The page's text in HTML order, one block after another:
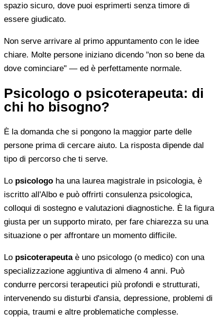
spazio sicuro, dove puoi esprimerti senza timore di
essere giudicato.
Non serve arrivare al primo appuntamento con le idee
chiare. Molte persone iniziano dicendo "non so bene da
dove cominciare" — ed è perfettamente normale.
Psicologo o psicoterapeuta: di
chi ho bisogno?
È la domanda che si pongono la maggior parte delle
persone prima di cercare aiuto. La risposta dipende dal
tipo di percorso che ti serve.
Lo psicologo ha una laurea magistrale in psicologia, è
iscritto all'Albo e può offrirti consulenza psicologica,
colloqui di sostegno e valutazioni diagnostiche. È la figura
giusta per un supporto mirato, per fare chiarezza su una
situazione o per affrontare un momento difficile.
Lo psicoterapeutaè uno psicologo (o medico) con una
specializzazione aggiuntiva di almeno 4 anni. Può
condurre percorsi terapeutici più profondi e strutturati,
intervenendo su disturbi d'ansia, depressione, problemi di
coppia, traumi e altre problematiche complesse.